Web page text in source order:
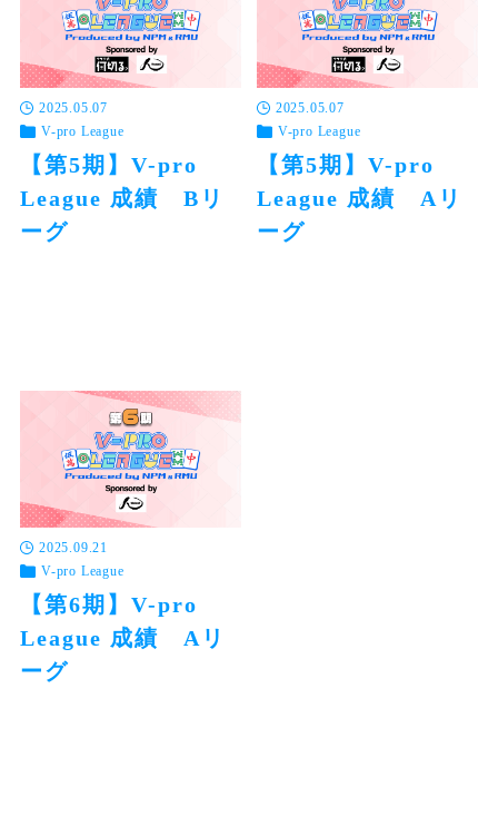
2025.05.07
V-pro League
【第5期】V-pro
League 成績 Bリ
ーグ
2025.05.07
V-pro League
【第5期】V-pro
League 成績 Aリ
ーグ
2025.09.21
V-pro League
【第6期】V-pro
League 成績 Aリ
ーグ